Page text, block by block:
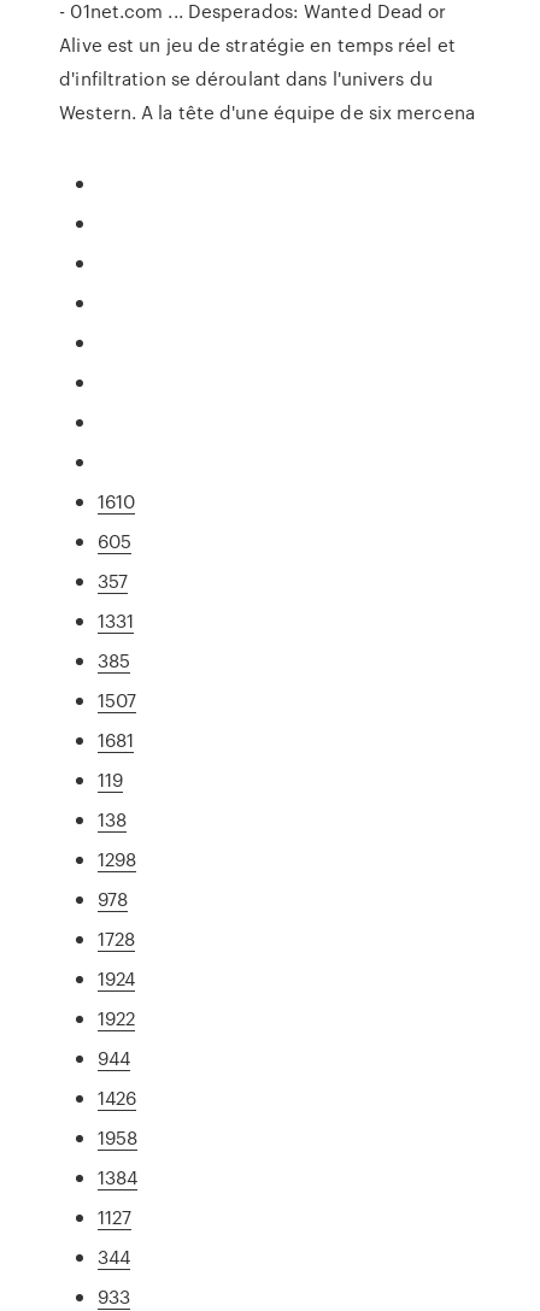
- 01net.com ... Desperados: Wanted Dead or
Alive est un jeu de stratégie en temps réel et
d'infiltration se déroulant dans l'univers du
Western. A la tête d'une équipe de six mercena
1610
605
357
1331
385
1507
1681
119
138
1298
978
1728
1924
1922
944
1426
1958
1384
1127
344
933